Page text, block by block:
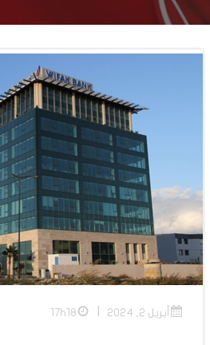
أبريل 2, 2024 17h18